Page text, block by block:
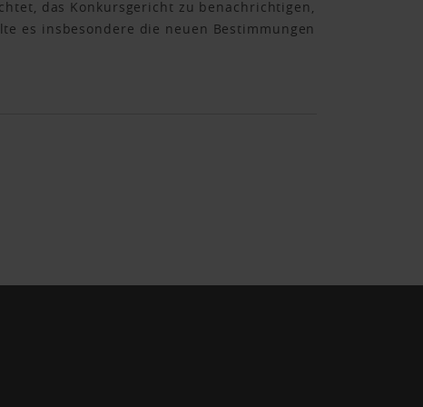
das Konkursgericht zu benachrichtigen,
es insbesondere die neuen Bestimmungen